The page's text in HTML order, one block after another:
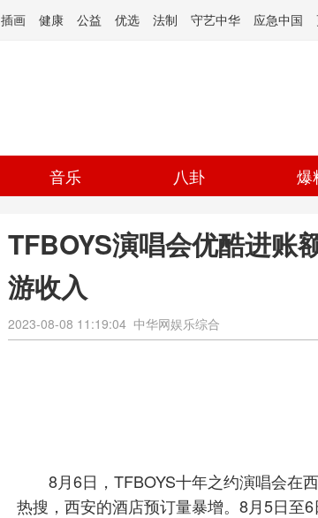
插画 健康 公益 优选 法制 守艺中华 应急中国
音乐 八卦 爆
TFBOYS演唱会优酷进账
游收入
2023-08-08 11:19:04 中华网娱乐综合
8月6日，TFBOYS十年之约演唱会在
热搜，西安的酒店预订量暴增。8月5日至